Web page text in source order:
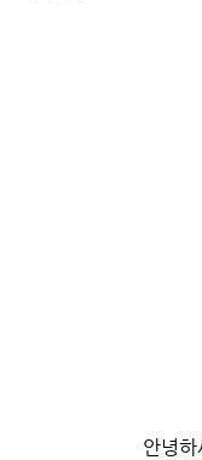
안녕